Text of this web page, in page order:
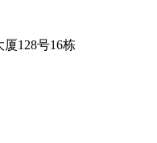
128号16栋